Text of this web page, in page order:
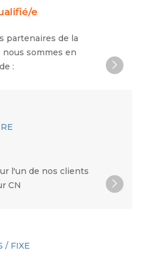
e
partenaires de la
sommes en
:
l'un de nos clients
CN
/ FIXE